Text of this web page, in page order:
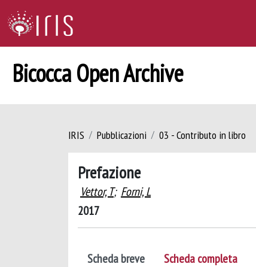
Bicocca Open Archive
IRIS Pubblicazioni 03 - Contributo in libro
Prefazione
Vettor, T; Forni, L
2017
Scheda breve Scheda completa